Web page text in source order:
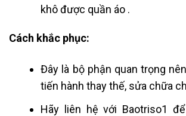
khô được quần áo .
Cách khắc phục:
Đây là bộ phận quan trọng
tiến hành thay thế, sửa chữa
Hãy liên hệ với Baotriso1